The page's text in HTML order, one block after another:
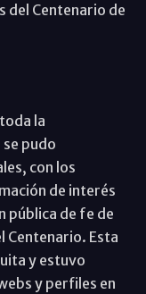
del Centenario de
la
pudo
con los
de interés
pública de fe de
Centenario. Esta
y estuvo
y perfiles en